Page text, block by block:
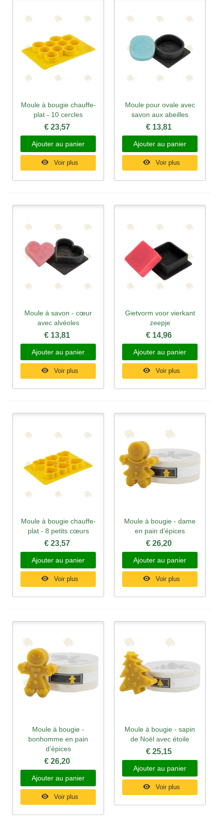
Moule à bougie chauffe-
plat - 10 cercles
€ 23,57
Ajouter au panier
Voir plus
Moule pour ovale avec
savon aux abeilles
€ 13,81
Ajouter au panier
Voir plus
Moule à savon - cœur
avec alvéoles
€ 13,81
Ajouter au panier
Voir plus
Gietvorm voor vierkant
zeepje
€ 14,96
Ajouter au panier
Voir plus
Moule à bougie chauffe-
plat - 8 petits cœurs
€ 23,57
Ajouter au panier
Voir plus
Moule à bougie - dame
en pain d’épices
€ 26,20
Ajouter au panier
Voir plus
Moule à bougie -
bonhomme en pain
d’épices
€ 26,20
Ajouter au panier
Voir plus
Moule à bougie - sapin
de Noël avec étoile
€ 25,15
Ajouter au panier
Voir plus